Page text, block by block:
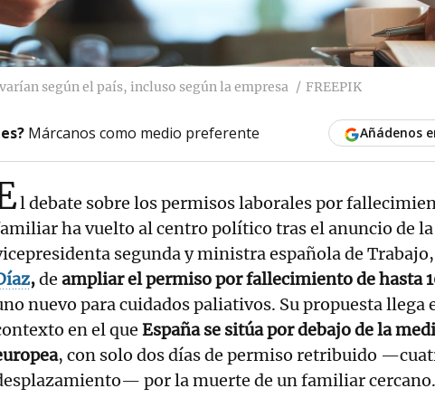
según el país, incluso según la empresa FREEPIK
Márcanos como medio preferente Añádenos
l debate sobre los permisos laborales por
ha vuelto al centro político tras el anuncio de la
segunda y ministra española de
,de ampliar el permiso por fallecimiento de hasta
nuevo para cuidados paliativos. Su propuesta llega
en el que España se sitúa por debajo de la
, con solo dos días de permiso retribuido
por la muerte de un familiar cercano.